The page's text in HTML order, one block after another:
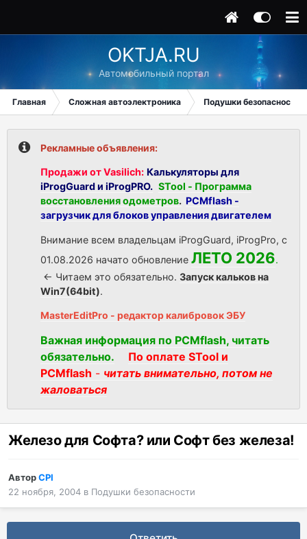
OKTJA.RU
Автомобильный портал
Главная Сложная автоэлектроника Подушки безопасности
Рекламные объявления:
Продажи от Vasilich: Калькуляторы для
iProgGuard и iProgPRO. STool - Программа
восстановления одометров. PCMflash -
загрузчик для блоков управления двигателем
Внимание всем владельцам iProgGuard, iProgPro, с
01.08.2026 начато обновление ЛЕТО 2026.
<- Читаем это обязательно. Запуск кальков на
Win7(64bit).
MasterEditPro - редактор калибровок ЭБУ
Важная информация по PCMflash, читать
обязательно.
По оплате STool и
PCMflash - читать внимательно, потом не
жаловаться
Железо для Софта? или Софт без железа!
АвторCPI
22 ноября, 2004 в Подушки безопасности